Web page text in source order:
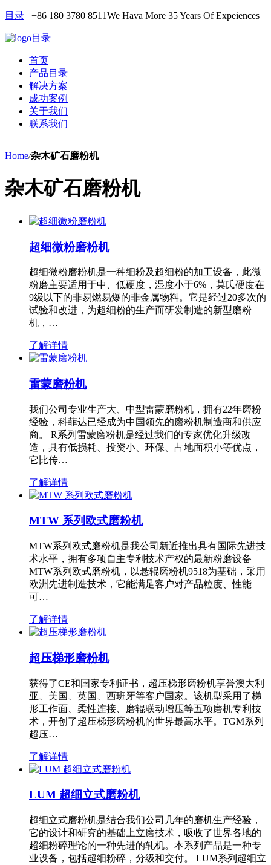
目录 +86 180 3780 8511We Hava More 35 Years Of Expeiences
目录
首页
产品目录
解决方案
成功案例
关于我们
联系我们
Home/杂木矿石磨粉机
杂木矿石磨粉机
超细微粉磨粉机
超细微粉磨粉机是一种细粉及超细粉的加工设备，此微
粉磨主要适用于中、低硬度，湿度小于6%，莫氏硬度在
9级以下的非易燃易爆的非金属物料。它是经过20多次的
试验和改进，为超细粉的生产而研发制造的新型磨粉
机，…
了解详情
雷蒙磨粉机
我们公司专业生产大、中型雷蒙磨粉机，拥有22年磨粉
经验，科菲达已经成为中国领先的磨粉机制造商和供应
商。 R系列雷蒙磨粉机是经过我们的专家优化升级改
造，具有低损耗、投资小、环保、占地面积小等优点，
它比传…
了解详情
MTW 系列欧式磨粉机
MTW系列欧式磨粉机是我公司新近推出具有国际先进技
术水平，拥有多项自主专利技术产权的最新粉磨设备—
MTW系列欧式磨粉机，以悬辊磨粉机9518为基础，采用
欧洲先进制造技术，它能满足客户对产品粒度、性能
可…
了解详情
超压梯形磨粉机
获得了CE和国家专利证书，超压梯形磨粉机享誉澳大利
亚、美国、英国、西班牙等客户国家。该机型采用了梯
形工作面、柔性连接、磨辊联动增压等五项磨机专利技
术，开创了超压梯形磨粉机的世界最高水平。TGM系列
超压…
了解详情
LUM 超细立式磨粉机
超细立式磨粉机是结合我们公司几年的磨机生产经验，
它的设计和研究的基础上立磨技术，吸收了世界各地的
超细粉碎理论的一种先进的轧机。本系列产品是一种专
业设备，包括超细粉碎，分级和交付。 LUM系列超细立